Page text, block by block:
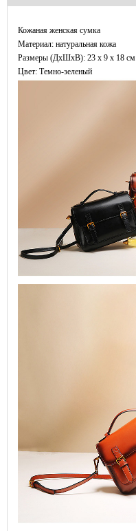
Кожаная женская сумка
Материал: натуральная кожа
Размеры (ДxШхВ): 23 x 9 x 18 см
Цвет: Темно-зеленый